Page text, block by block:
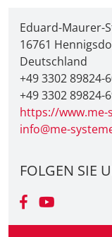
Eduard-Maurer-
16761
Deutschland
+49 3302 89824-
+49 3302 89824-
https://www.me-
info@me-
FOLGEN SIE